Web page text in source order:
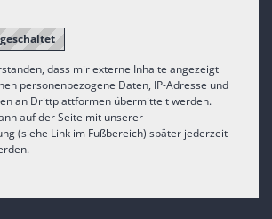
dass mir externe Inhalte angezeigt
personenbezogene Daten, IP-Adresse und
an Drittplattformen übermittelt werden.
auf der Seite mit unserer
(siehe Link im Fußbereich) später jederzeit